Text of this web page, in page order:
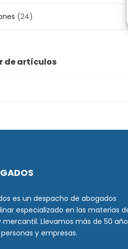
(24)
de artículos
es un despacho de abogados
especializado en las materias
mercantil. Llevamos más de 50
y empresas.